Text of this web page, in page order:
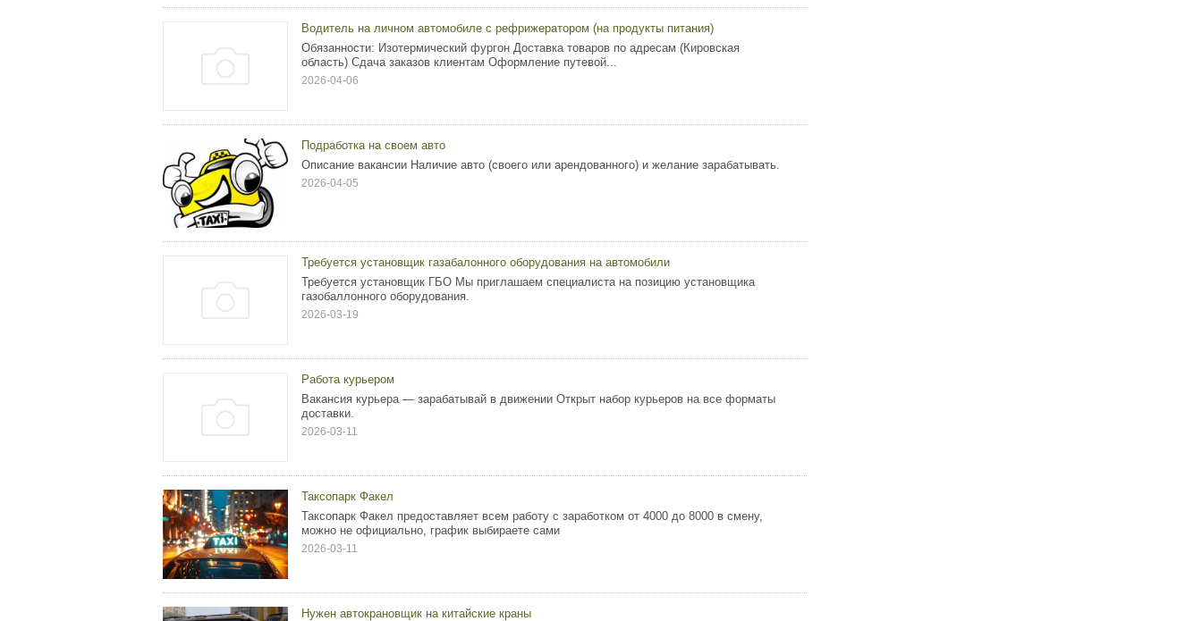
Водитель на личном автомобиле с рефрижератором (на продукты питания)
Обязанности: Изотермический фургон Доставка товаров по адресам (Кировская
область) Сдача заказов клиентам Оформление путевой...
2026-04-06
Подработка на своем авто
Описание вакансии Наличие авто (своего или арендованного) и желание зарабатывать.
2026-04-05
Требуется установщик газабалонного оборудования на автомобили
Требуется установщик ГБО Мы приглашаем специалиста на позицию установщика
газобаллонного оборудования.
2026-03-19
Работа курьером
Вакансия курьера — зарабатывай в движении Открыт набор курьеров на все форматы
доставки.
2026-03-11
Таксопарк Факел
Таксопарк Факел предоставляет всем работу с заработком от 4000 до 8000 в смену,
можно не официально, график выбираете сами
2026-03-11
Нужен автокрановщик на китайские краны